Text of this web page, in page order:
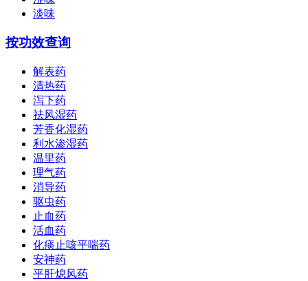
淡味
按功效查询
解表药
清热药
泻下药
祛风湿药
芳香化湿药
利水渗湿药
温里药
理气药
消导药
驱虫药
止血药
活血药
化痰止咳平喘药
安神药
平肝熄风药